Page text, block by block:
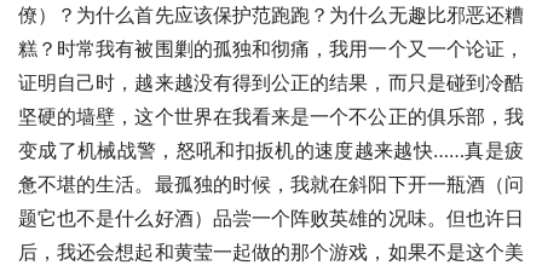
僚）？为什么首先应该保护范跑跑？为什么无趣比邪恶还糟
糕？时常我有被围剿的孤独和彻痛，我用一个又一个论证，
证明自己时，越来越没有得到公正的结果，而只是碰到冷酷
坚硬的墙壁，这个世界在我看来是一个不公正的俱乐部，我
变成了机械战警，怒吼和扣扳机的速度越来越快……真是疲
惫不堪的生活。最孤独的时候，我就在斜阳下开一瓶酒（问
题它也不是什么好酒）品尝一个阵败英雄的况味。但也许日
后，我还会想起和黄莹一起做的那个游戏，如果不是这个美